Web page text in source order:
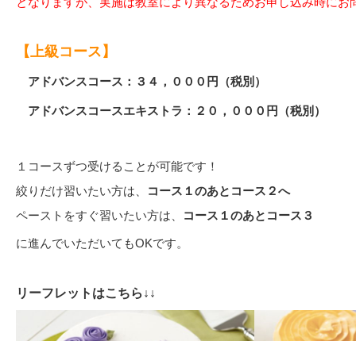
【上級コース】
アドバンスコース：３４，０００円（税別）
アドバンスコースエキストラ：２０，０００円（税別）
１コースずつ受けることが可能です！
絞りだけ習いたい方は、
コース１のあとコース２へ
ペーストをすぐ習いたい方は、
コース１のあとコース３
に進んでいただいてもOKです。
リーフレットはこちら↓↓